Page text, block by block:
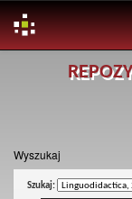
Wyszukaj
Szukaj: